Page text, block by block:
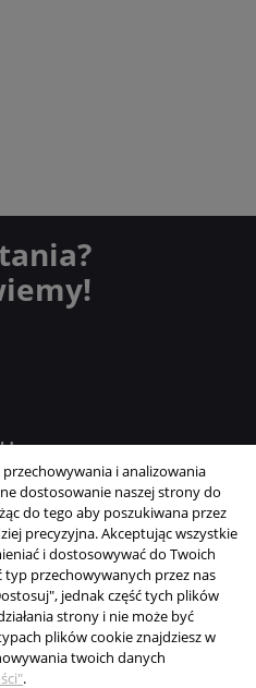
M.KARLIŃSKI
i analizowania
dostosowanie naszej strony do
do tego aby poszukiwana przez
precyzyjna. Akceptując wszystkie
i dostosowywać do Twoich
typ przechowywanych przez nas
jednak część tych plików
strony i nie może być
plików cookie znajdziesz w
twoich danych
.